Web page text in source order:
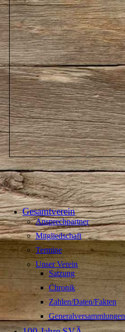
Gesamtverein
Ansprechpartner
Mitgliedschaft
Termine
Unser Verein
Satzung
Chronik
Zahlen/Daten/Fakten
Generalversammlungen